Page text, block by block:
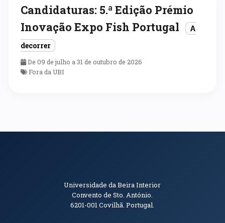
Candidaturas: 5.ª Edição Prémio
Inovação Expo Fish Portugal
A
decorrer
De 09 de julho a 31 de outubro de 2026
Fora da UBI
Informações de Contacto
Universidade da Beira Interior
Convento de Sto. António.
6201-001Covilhã. Portugal.